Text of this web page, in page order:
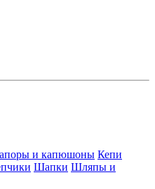
и капюшоны Кепи
Шапки Шляпы и